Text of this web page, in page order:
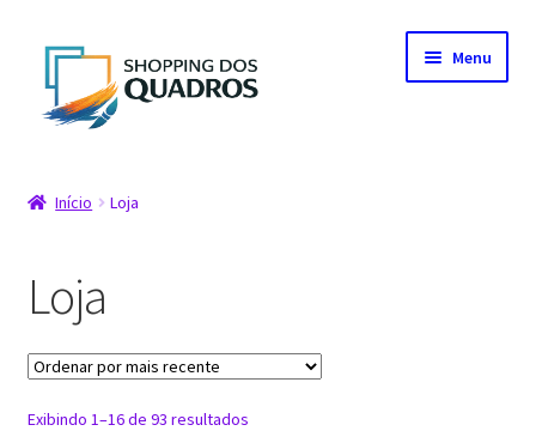
Pular
navegação
Pular
conteúdo
Menu
Carrinho
Fale conosco
Finalização de compra
Início Loja
Loja
Exibindo 1–16 de 93 resultadosClassificado